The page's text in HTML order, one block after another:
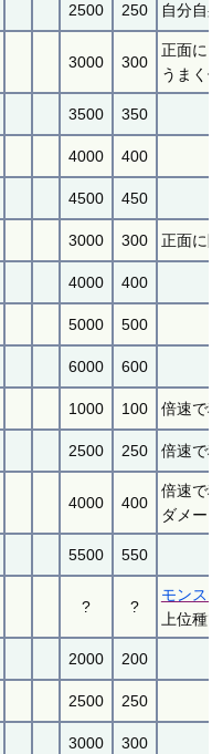
2500 250 自分
3000 300
正面に
うまく
3500 350
4000 400
4500 450
3000 300 正面に
4000 400
5000 500
6000 600
1000 100 倍速で
2500 250 倍速で
4000 400
倍速で
ダメ
5500 550
? ?
モンス
上位
2000 200
2500 250
3000 300